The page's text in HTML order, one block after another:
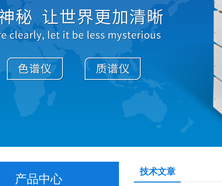
产品中心
技术文章